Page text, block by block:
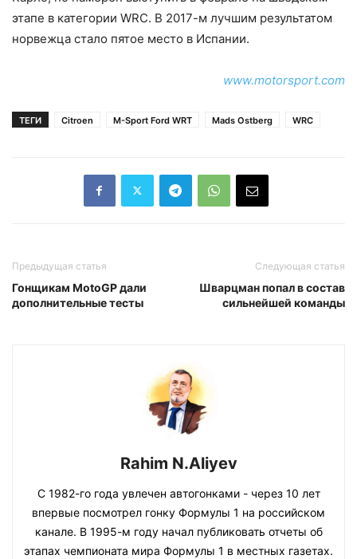
этапе в категории WRC. В 2017-м лучшим результатом
норвежца стало пятое место в Испании.
www.motorsport.com
ТЕГИ Citroen M-Sport Ford WRT Mads Ostberg WRC
Предыдущая статья
Гонщикам MotoGP дали
дополнительные тесты
Следующая статья
Шварцман попал в состав
сильнейшей команды
Rahim N.Aliyev
С 1982-го года увлечен автогонками - через 10 лет
впервые посмотрел гонку Формулы 1 на российском
канале. В 1995-м году начал публиковать отчеты об
этапах чемпионата мира Формулы 1 в местных газетах.